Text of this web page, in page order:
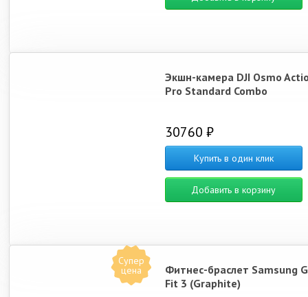
Экшн-камера DJI Osmo
Pro Standard Combo
30760 ₽
Купить в один клик
Добавить в корзину
Супер
цена
Фитнес-браслет Samsung
Fit 3 (Graphite)